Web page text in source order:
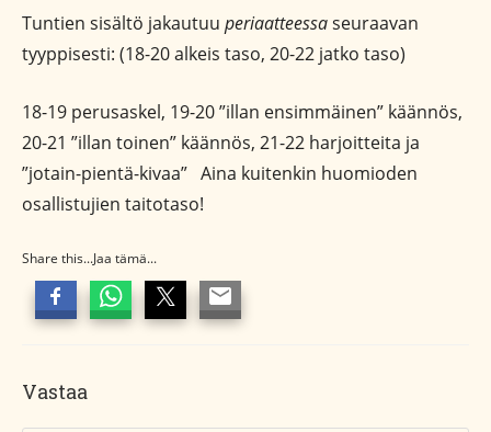
Tuntien sisältö jakautuu periaatteessaseuraavan
tyyppisesti: (18-20 alkeis taso, 20-22 jatko taso)
18-19 perusaskel, 19-20 ”illan ensimmäinen” käännös,
20-21 ”illan toinen” käännös, 21-22 harjoitteita ja
”jotain-pientä-kivaa” Aina kuitenkin huomioden
osallistujien taitotaso!
Share this...Jaa tämä...
Vastaa